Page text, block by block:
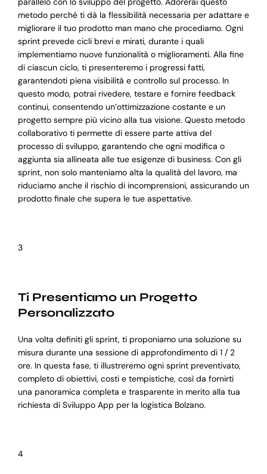
metodo perché ti dà la flessibilità necessaria per adattare e
migliorare il tuo prodotto man mano che procediamo. Ogni
sprint prevede cicli brevi e mirati, durante i quali
implementiamo nuove funzionalità o miglioramenti. Alla fine
di ciascun ciclo, ti presenteremo i progressi fatti,
garantendoti piena visibilità e controllo sul processo. In
questo modo, potrai rivedere, testare e fornire feedback
continui, consentendo un’ottimizzazione costante e un
progetto sempre più vicino alla tua visione. Questo metodo
collaborativo ti permette di essere parte attiva del
processo di sviluppo, garantendo che ogni modifica o
aggiunta sia allineata alle tue esigenze di business. Con gli
sprint, non solo manteniamo alta la qualità del lavoro, ma
riduciamo anche il rischio di incomprensioni, assicurando un
prodotto finale che supera le tue aspettative.
3
Ti Presentiamo un Progetto
Personalizzato
Una volta definiti gli sprint, ti proponiamo una soluzione su
misura durante una sessione di approfondimento di 1 / 2
ore. In questa fase, ti illustreremo ogni sprint preventivato,
completo di obiettivi, costi e tempistiche, così da fornirti
una panoramica completa e trasparente in merito alla tua
richiesta di Sviluppo App per la logistica Bolzano.
4